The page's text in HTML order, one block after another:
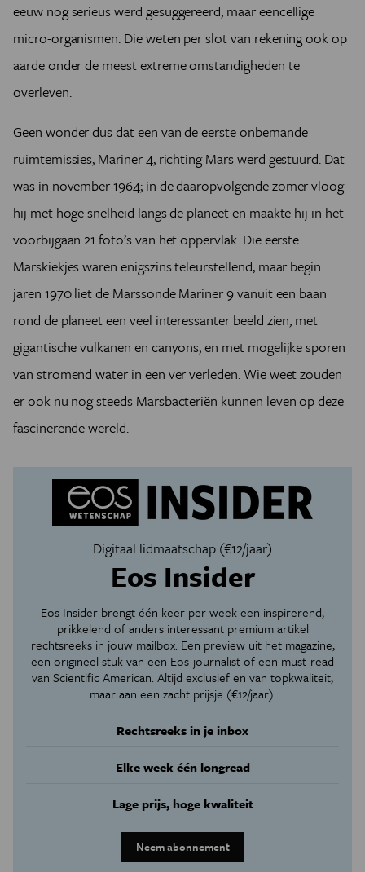
eeuw nog serieus werd gesuggereerd, maareencellige
micro-organismen. Die weten per slot van rekening ook op
aarde onder de meest extreme omstandigheden te
overleven.
Geen wonder dus dat een van de eerste onbemande
ruimtemissies, Mariner 4, richting Mars werd gestuurd. Dat
was in november 1964; in de daaropvolgende zomer vloog
hij met hoge snelheid langs de planeet en maakte hij in het
voorbijgaan 21 foto’s van het oppervlak. Die eerste
Marskiekjes waren enigszins teleurstellend, maar begin
jaren 1970 liet de Marssonde Mariner 9 vanuit een baan
rond de planeet een veel interessanter beeld zien, met
gigantische vulkanen en canyons, en met mogelijke sporen
van stromend water in een ver verleden. Wie weet zouden
er ook nu nog steeds Marsbacteriën kunnen leven op deze
fascinerende wereld.
Digitaal lidmaatschap (€12/jaar)
Eos Insider
Eos Insider brengt één keer per week een inspirerend,
prikkelend of anders interessant premium artikel
rechtsreeks in jouw mailbox. Een preview uit het magazine,
een origineel stuk van een Eos-journalist of een must-read
van Scientific American. Altijd exclusief en van topkwaliteit,
maar aan een zacht prijsje (€12/jaar).
Rechtsreeks in je inbox
Elke week één longread
Lage prijs, hoge kwaliteit
Neem abonnement